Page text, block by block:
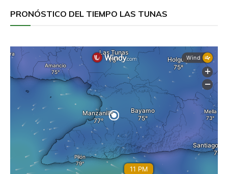
PRONÓSTICO DEL TIEMPO LAS TUNAS